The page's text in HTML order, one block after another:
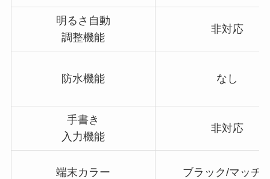
明るさ自動
調整機能
非対応
防水機能 なし
手書き
入力機能
非対応
端末カラー ブラック/マッチ